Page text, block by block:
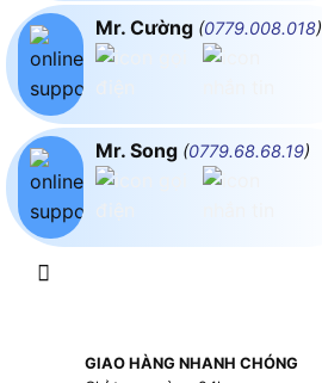
Mr. Cường (0779.008.018)
Mr. Song (0779.68.68.19)
GIAO HÀNG NHANH CHÓNG